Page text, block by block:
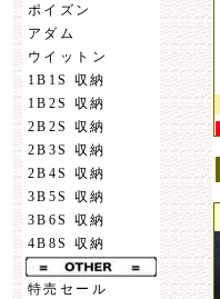
ポイズン
アダム
ウイットン
1B1S 収納
1B2S 収納
2B2S 収納
2B3S 収納
2B4S 収納
3B5S 収納
3B6S 収納
4B8S 収納
特売セール